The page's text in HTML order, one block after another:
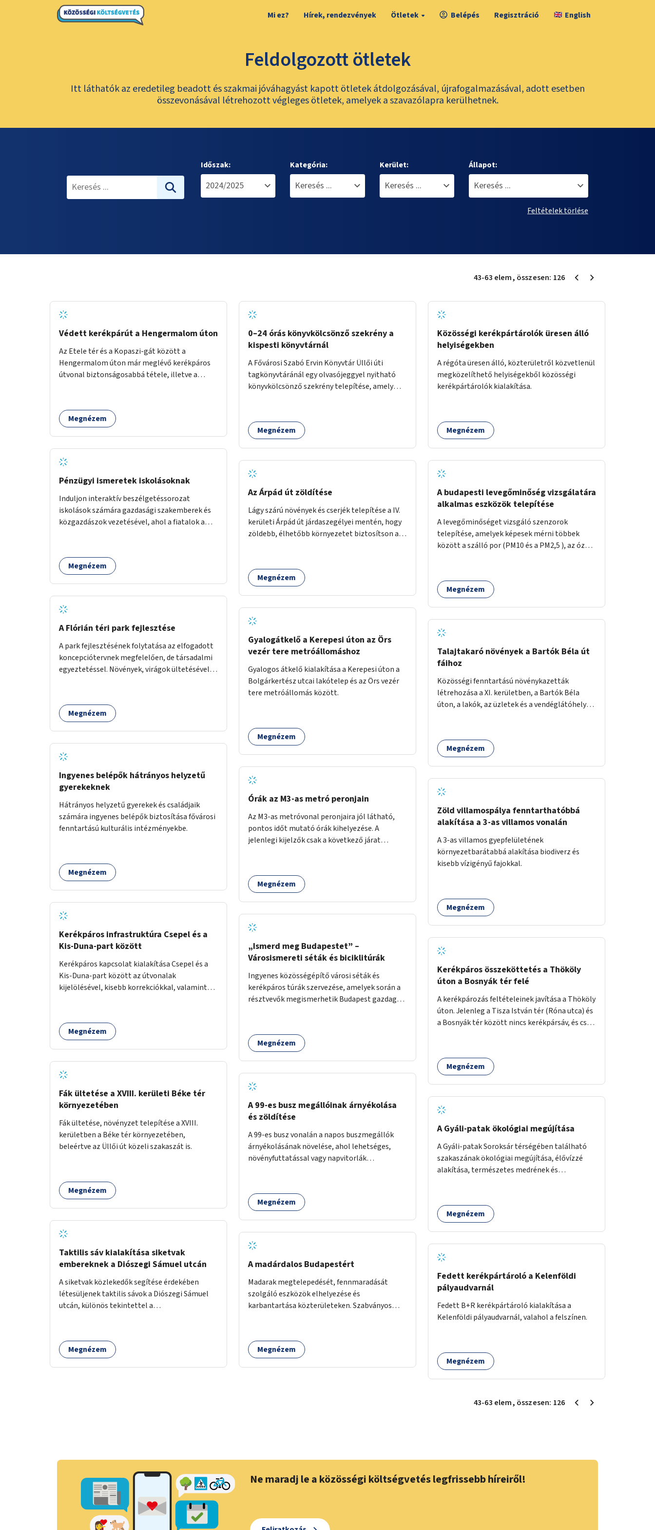
Mi ez? Hírek, rendezvények Ötletek Belépés Regisztráció English
Feldolgozott ötletek
Itt láthatók az eredetileg beadott és szakmai jóváhagyást kapott ötletek átdolgozásával, újrafogalmazásával, adott esetben
összevonásával létrehozott végleges ötletek, amelyek a szavazólapra kerülhetnek.
Időszak: Kategória: Kerület: Állapot:
Feltételek törlése
43-63 elem, összesen: 126
Védett kerékpárút a Hengermalom úton
Az Etele tér és a Kopaszi-gát között a
Hengermalom úton már meglévő kerékpáros
útvonal biztonságosabbá tétele, illetve a
családbarát kerékpáros útvonal alakítható ki,
amely többek között iskolákhoz, kulturális
Megnézem
Pénzügyi ismeretek iskolásoknak
Induljon interaktív beszélgetéssorozat
iskolások számára gazdasági szakemberek és
közgazdászok vezetésével, ahol a fiatalok a
többalkalmas lenne, heti rendszerességgel
tartanák iskolai csoportok számára,
szervezést az Önkormányzat koordinálná, a
tematikát a szakemberek alakítanák ki, külön
figyelmet fordítva a hátrányos helyzetű
jelleggel indulna, több korosztály számára.
Megnézem
A Flórián téri park fejlesztése
A park fejlesztésének folytatása az elfogadott
koncepciótervnek megfelelően, de társadalmi
egyeztetéssel. Növények, virágok ültetésével, a
minősége.
Megnézem
Ingyenes belépők hátrányos helyzetű
gyerekeknek
Hátrányos helyzetű gyerekek és családjaik
számára ingyenes belépők biztosítása fővárosi
fenntartású kulturális intézményekbe.
Megnézem
Kerékpáros infrastruktúra Csepel és a
Kis-Duna-part között
Kerékpáros kapcsolat kialakítása Csepel és a
Kis-Duna-part között az útvonalak
kijelölésével, kisebb korrekciókkal, valamint
Megnézem
Fák ültetése a XVIII. kerületi Béke tér
környezetében
Fák ültetése, növényzet telepítése a XVIII.
kerületben a Béke tér környezetében,
beleértve az Üllői út közeli szakaszát is.
Megnézem
Taktilis sáv kialakítása siketvak
embereknek a Diószegi Sámuel utcán
A siketvak közlekedők segítése érdekében
létesüljenek taktilis sávok a Diószegi Sámuel
utcán, különös tekintettel a
Megnézem
0–24 órás könyvkölcsönző szekrény a
kispesti könyvtárnál
A Fővárosi Szabó Ervin Könyvtár Üllői úti
tagkönyvtáránál egy olvasójeggyel nyitható
könyvkölcsönző szekrény telepítése, amely
Megnézem
Az Árpád út zöldítése
Lágy szárú növények és cserjék telepítése a IV.
kerületi Árpád út járdaszegélyei mentén, hogy
zöldebb, élhetőbb környezetet biztosítson a
Megnézem
Gyalogátkelő a Kerepesi úton az Örs
vezér tere metróállomáshoz
Gyalogos átkelő kialakítása a Kerepesi úton a
Bolgárkertész utcai lakótelep és az Örs vezér
tere metróállomás között.
Megnézem
Órák az M3-as metró peronjain
Az M3-as metróvonal peronjaira jól látható,
pontos időt mutató órák kihelyezése. A
jelenlegi kijelzők csak a következő járat
segítenék, ahogyan az más közösségi tereken
is bevett gyakorlat.
Megnézem
„Ismerd meg Budapestet” –
Városismereti séták és biciklitúrák
Ingyenes közösségépítő városi séták és
kerékpáros túrák szervezése, amelyek során a
résztvevők megismerhetik Budapest gazdag
mozgás népszerűsítésével mindenki számára
nagy élményt nyújthat.
Megnézem
A 99-es busz megállóinak árnyékolása
és zöldítése
A 99-es busz vonalán a napos buszmegállók
árnyékolásának növelése, ahol lehetséges,
növényfuttatással vagy napvitorlák
figyelembevételével.
Megnézem
A madárdalos Budapestért
Madarak megtelepedését, fennmaradását
szolgáló eszközök elhelyezése és
karbantartása közterületeken. Szabványos
Megnézem
Közösségi kerékpártárolók üresen álló
helyiségekben
A régóta üresen álló, közterületről közvetlenül
megközelíthető helyiségekből közösségi
kerékpártárolók kialakítása.
Megnézem
A budapesti levegőminőség vizsgálatára
alkalmas eszközök telepítése
A levegőminőséget vizsgáló szenzorok
telepítése, amelyek képesek mérni többek
között a szálló por (PM10 és a PM2,5 ), az ózon
például a szélsebességet, a szélirányt, a
hőmérsékletet vagy a relatív páratartalmat. A
elérhetők, térképes megjelenítéssel és időbeli
bontásban.
Megnézem
Talajtakaró növények a Bartók Béla út
fáihoz
Közösségi fenntartású növénykazetták
létrehozása a XI. kerületben, a Bartók Béla
úton, a lakók, az üzletek és a vendéglátóhelyek
Megnézem
Zöld villamospálya fenntarthatóbbá
alakítása a 3-as villamos vonalán
A 3-as villamos gyepfelületének
környezetbarátabbá alakítása biodiverz és
kisebb vízigényű fajokkal.
Megnézem
Kerékpáros összeköttetés a Thököly
úton a Bosnyák tér felé
A kerékpározás feltételeinek javítása a Thököly
úton. Jelenleg a Tisza István tér (Róna utca) és
a Bosnyák tér között nincs kerékpársáv, és csak
Megnézem
A Gyáli-patak ökológiai megújítása
A Gyáli-patak Soroksár térségében található
szakaszának ökológiai megújítása, élővízzé
alakítása, természetes medrének és
Megnézem
Fedett kerékpártároló a Kelenföldi
pályaudvarnál
Fedett B+R kerékpártároló kialakítása a
Kelenföldi pályaudvarnál, valahol a felszínen.
Megnézem
43-63 elem, összesen: 126
Ne maradj le a közösségi költségvetés legfrissebb híreiről!